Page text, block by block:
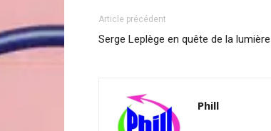
Article précédent
Serge Leplège en quête de la lumière
Phill